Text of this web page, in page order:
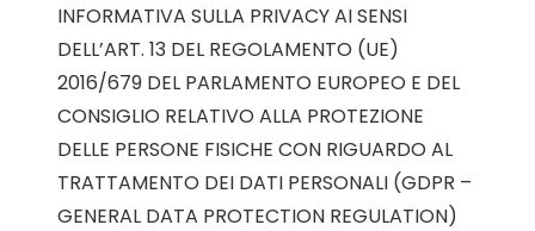
INFORMATIVA SULLA PRIVACY AI SENSI
DELL’ART. 13 DEL REGOLAMENTO (UE)
2016/679 DEL PARLAMENTO EUROPEO E DEL
CONSIGLIO RELATIVO ALLA PROTEZIONE
DELLE PERSONE FISICHE CON RIGUARDO AL
TRATTAMENTO DEI DATI PERSONALI (GDPR –
GENERAL DATA PROTECTION REGULATION)